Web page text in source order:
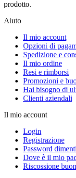
prodotto.
Aiuto
Il mio account
Opzioni di
Spedizione e
Il mio ordine
Resi e rimborsi
Promozioni e
Hai bisogno di
Clienti aziendali
Il mio account
Login
Registrazione
Password
Dove è il mio
Riscossione